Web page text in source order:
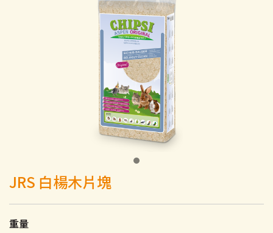
JRS 白楊木片塊
重量